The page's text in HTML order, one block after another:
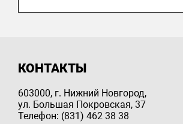
КОНТАКТЫ
603000, г. Нижний Новгород,
ул. Большая Покровская, 37
Телефон: (831) 462 38 38